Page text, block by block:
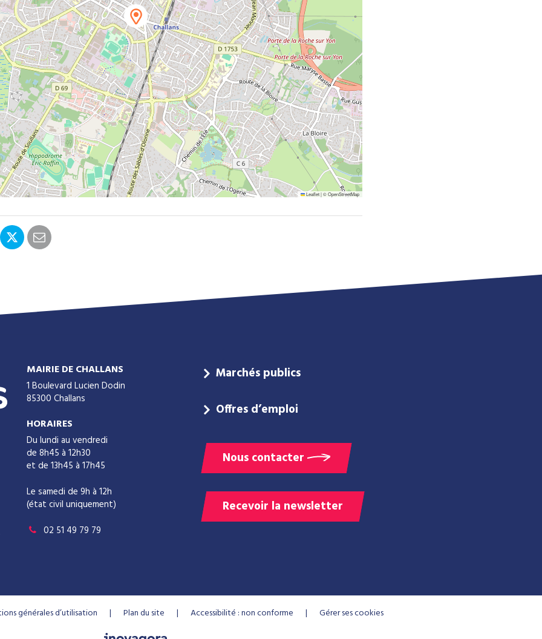
Leaflet|©OpenStreetMap
MAIRIE DE CHALLANS
1 Boulevard Lucien Dodin
85300 Challans
HORAIRES
Du lundi au vendredi
de 8h45 à 12h30
et de 13h45 à 17h45
Le samedi de 9h à 12h
(état civil uniquement)
02 51 49 79 79
Marchés publics
Offres d’emploi
Nous contacter
Recevoir la newsletter
générales d’utilisation Plan du site Accessibilité : non conforme Gérer ses cookies